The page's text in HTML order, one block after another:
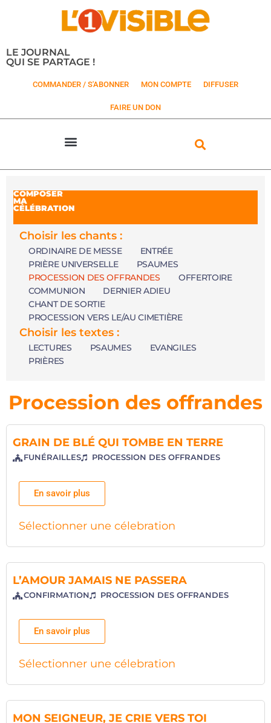
LE JOURNAL
QUI SE PARTAGE !
COMMANDER / S'ABONNER MON COMPTE DIFFUSER
FAIRE UN DON
COMPOSER
MA
CÉLÉBRATION
Choisir les chants :
ORDINAIRE DE MESSE
ENTRÉE
PRIÈRE UNIVERSELLE
PSAUMES
PROCESSION DES OFFRANDES
OFFERTOIRE
COMMUNION
DERNIER ADIEU
CHANT DE SORTIE
PROCESSION VERS LE/AU CIMETIÈRE
Choisir les textes :
LECTURES PSAUMES
EVANGILES
PRIÈRES
Procession des offrandes
GRAIN DE BLÉ QUI TOMBE EN TERRE
FUNÉRAILLES PROCESSION DES OFFRANDES
En savoir plus
Sélectionner une célebration
L’AMOUR JAMAIS NE PASSERA
CONFIRMATION PROCESSION DES OFFRANDES
En savoir plus
Sélectionner une célebration
MON SEIGNEUR, JE CRIE VERS TOI